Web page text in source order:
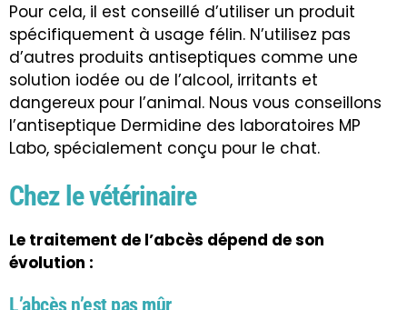
Pour cela, il est conseillé d’utiliser un produit
spécifiquement à usage félin. N’utilisez pas
d’autres produits antiseptiques comme une
solution iodée ou de l’alcool, irritants et
dangereux pour l’animal. Nous vous conseillons
l’antiseptique Dermidine des laboratoires MP
Labo, spécialement conçu pour le chat.
Chez le vétérinaire
Le traitement de l’abcès dépend de son
évolution :
L’abcès n’est pas mûr